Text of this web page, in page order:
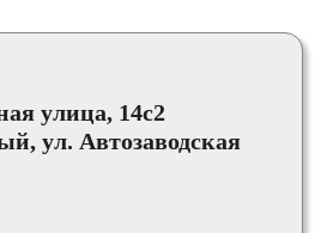
улица, 14с2
ул. Автозаводская